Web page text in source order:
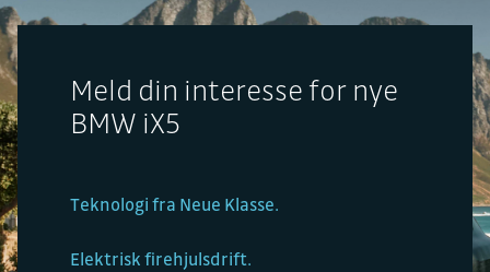
Meld din interesse for nye
BMW iX5
Teknologi fra Neue Klasse.
Elektrisk firehjulsdrift.